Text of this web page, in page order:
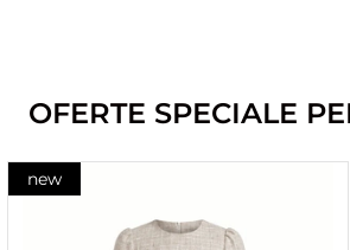
OFERTE SPECIALE
new